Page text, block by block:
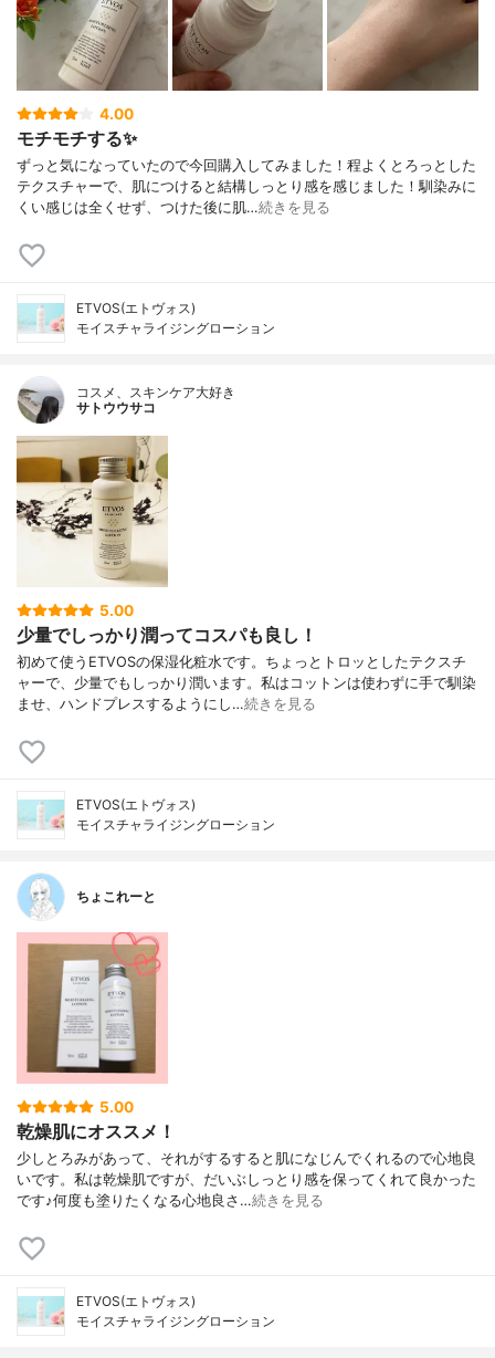
4.00
モチモチする✨
ずっと気になっていたので今回購入してみました！程よくとろっとした
テクスチャーで、肌につけると結構しっとり感を感じました！馴染みに
くい感じは全くせず、つけた後に肌…続きを見る
ETVOS(エトヴォス)
モイスチャライジングローション
コスメ、スキンケア大好き
サトウウサコ
5.00
少量でしっかり潤ってコスパも良し！
初めて使うETVOSの保湿化粧水です。ちょっとトロッとしたテクスチ
ャーで、少量でもしっかり潤います。私はコットンは使わずに手で馴染
ませ、ハンドプレスするようにし…続きを見る
ETVOS(エトヴォス)
モイスチャライジングローション
ちょこれーと
5.00
乾燥肌にオススメ！
少しとろみがあって、それがするすると肌になじんでくれるので心地良
いです。私は乾燥肌ですが、だいぶしっとり感を保ってくれて良かった
です♪何度も塗りたくなる心地良さ…続きを見る
ETVOS(エトヴォス)
モイスチャライジングローション